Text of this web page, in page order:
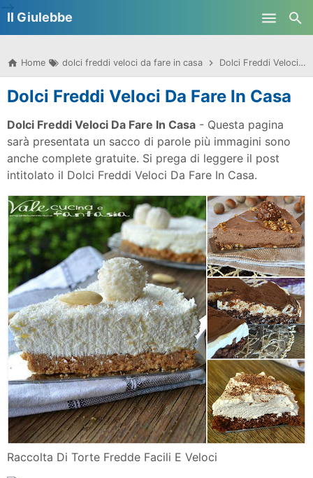
Il Giulebbe
Home dolci freddi veloci da fare in casa Dolci Freddi Veloci Da Fare In Casa
Dolci Freddi Veloci Da Fare In Casa
Dolci Freddi Veloci Da Fare In Casa - Questa pagina
sarà presentata un sacco di parole più immagini sono
anche complete gratuite. Si prega di leggere il post
intitolato il Dolci Freddi Veloci Da Fare In Casa.
Raccolta Di Torte Fredde Facili E Veloci